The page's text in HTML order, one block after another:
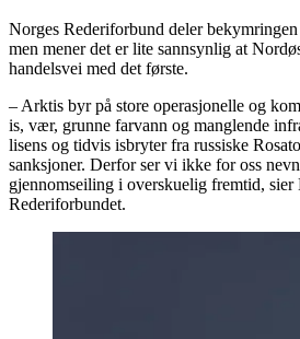
Norges Rederiforbund deler
men mener det er lite sannsynlig at
handelsvei med det første.
– Arktis byr på store operasjonelle og
is, vær, grunne farvann og manglende
lisens og tidvis isbryter fra russiske
sanksjoner. Derfor ser vi ikke for oss
gjennomseiling i overskuelig fremtid,
Rederiforbundet.